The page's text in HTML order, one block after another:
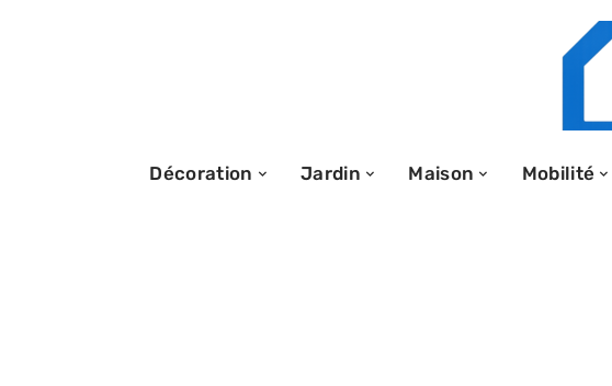
Décoration Jardin Maison Mobilité